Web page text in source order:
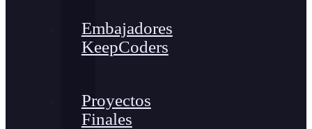
Embajadores
KeepCoders
Proyectos
Finales